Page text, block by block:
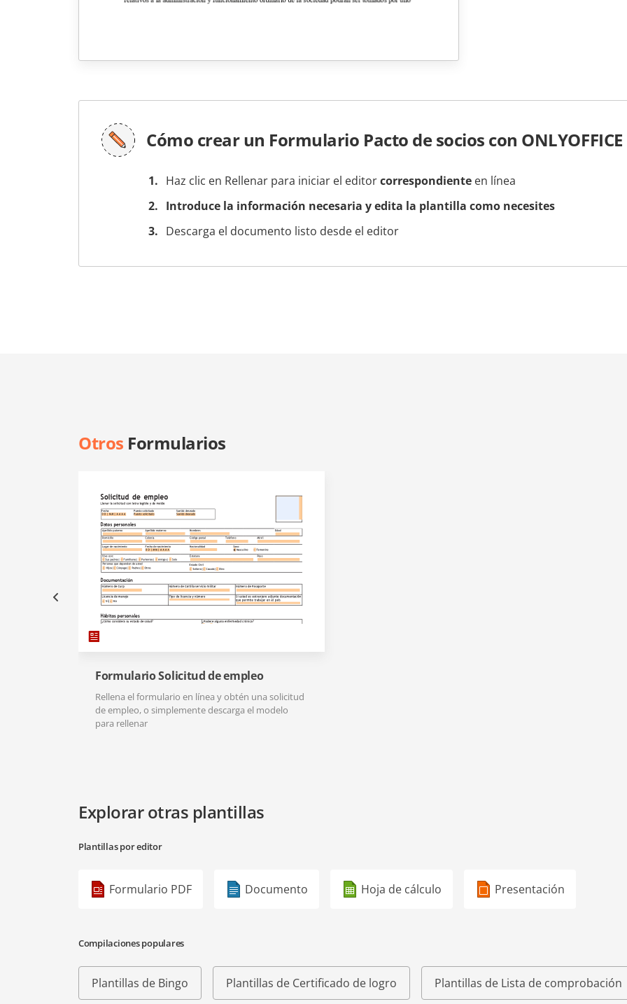
Cómo crear un Formulario Pacto de socios con ONLYOFFICE
Haz clic en Rellenar para iniciar el editorcorrespondiente en línea
Introduce la información necesaria y edita la plantilla como necesites
Descarga el documento listo desde el editor
Otros Formularios
Formulario Solicitud de empleo
Rellena el formulario en línea y obtén una solicitud
de empleo, o simplemente descarga el modelo
para rellenar
Explorar otras plantillas
Plantillas por editor
Formulario PDF Documento Hoja de cálculo Presentación
Compilaciones populares
Plantillas de Bingo Plantillas de Certificado de logro Plantillas de Lista de comprobación